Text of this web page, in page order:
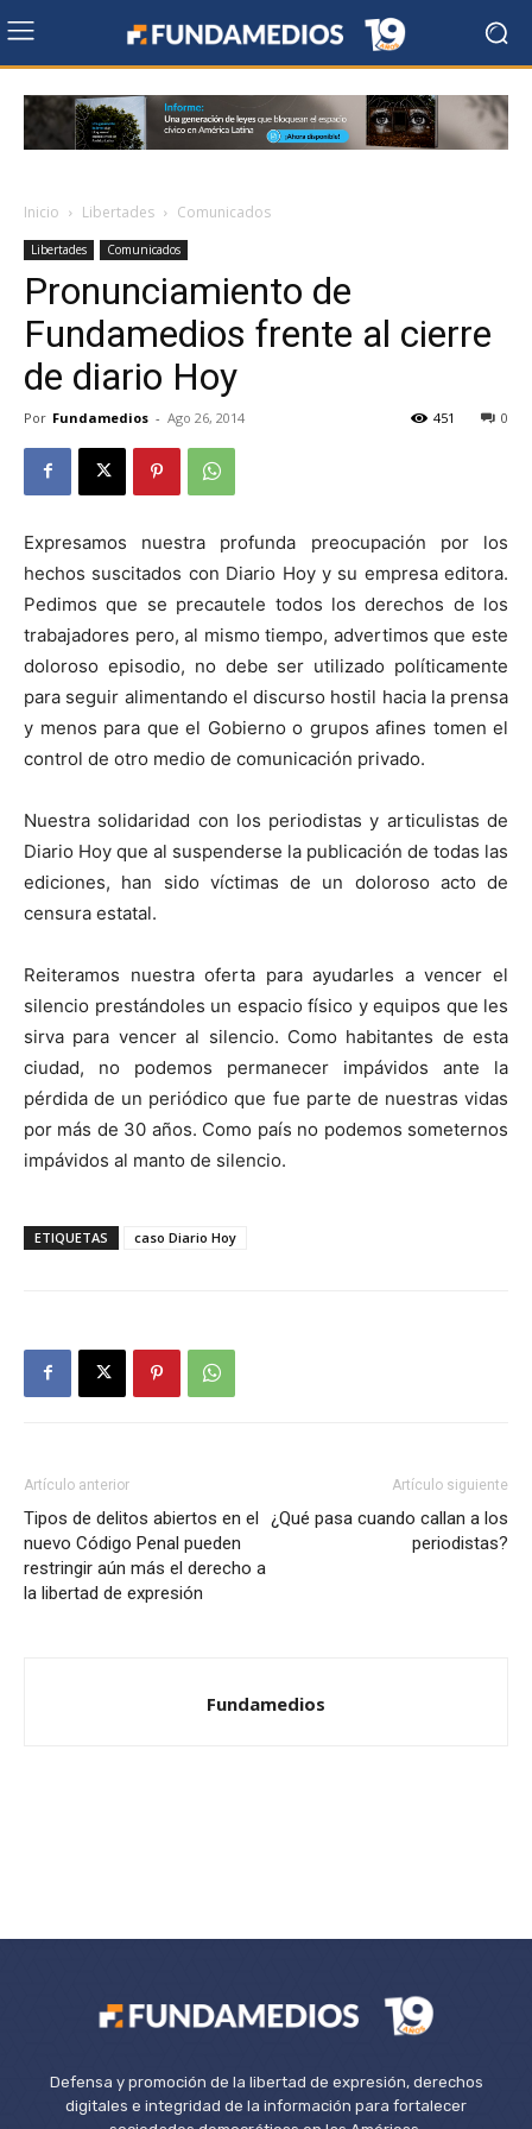
Inicio Libertades Comunicados
Libertades Comunicados
Pronunciamiento de
Fundamedios frente al cierre
de diario Hoy
Por Fundamedios - Ago 26, 2014 0
451
Expresamos nuestra profunda preocupación por los
hechos suscitados con Diario Hoy y su empresa editora.
Pedimos que se precautele todos los derechos de los
trabajadores pero, al mismo tiempo, advertimos que este
doloroso episodio, no debe ser utilizado políticamente
para seguir alimentando el discurso hostil hacia la prensa
y menos para que el Gobierno o grupos afines tomen el
control de otro medio de comunicación privado.
Nuestra solidaridad con los periodistas y articulistas de
Diario Hoy que al suspenderse la publicación de todas las
ediciones, han sido víctimas de un doloroso acto de
censura estatal.
Reiteramos nuestra oferta para ayudarles a vencer el
silencio prestándoles un espacio físico y equipos que les
sirva para vencer al silencio. Como habitantes de esta
ciudad, no podemos permanecer impávidos ante la
pérdida de un periódico que fue parte de nuestras vidas
por más de 30 años. Como país no podemos someternos
impávidos al manto de silencio.
ETIQUETAS caso Diario Hoy
Artículo anterior
Tipos de delitos abiertos en el
nuevo Código Penal pueden
restringir aún más el derecho a
la libertad de expresión
Artículo siguiente
¿Qué pasa cuando callan a los
periodistas?
Fundamedios
Defensa y promoción de la libertad de expresión, derechos
digitales e integridad de la información para fortalecer